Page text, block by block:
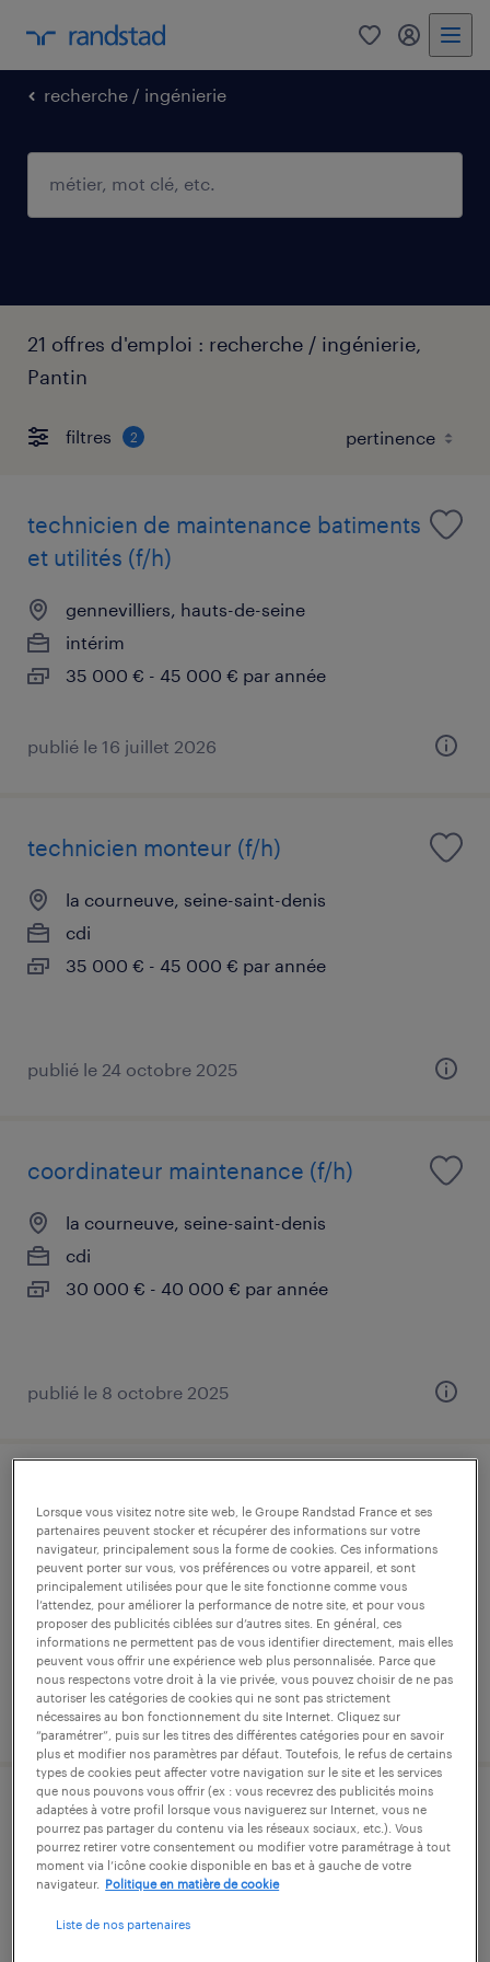
0 mon
recherche / ingénierie
21 offres d'emploi : recherche / ingénierie,
Pantin
filtres 2
technicien de maintenance batiments
et utilités (f/h)
gennevilliers, hauts-de-seine
intérim
35 000 € - 45 000 € par année
publié le 16 juillet 2026
technicien monteur (f/h)
la courneuve, seine-saint-denis
cdi
35 000 € - 45 000 € par année
publié le 24 octobre 2025
coordinateur maintenance (f/h)
la courneuve, seine-saint-denis
cdi
30 000 € - 40 000 € par année
publié le 8 octobre 2025
paris, paris
cdi
100 000 € - 150 000 € par année
publié le 9 septembre 2025
chargé de projets cee (f/h)
paris, paris
37 000 € - 43 000 € par année
Lorsque vous visitez notre site web, le Groupe Randstad France et ses
partenaires peuvent stocker et récupérer des informations sur votre
navigateur, principalement sous la forme de cookies. Ces informations
peuvent porter sur vous, vos préférences ou votre appareil, et sont
principalement utilisées pour que le site fonctionne comme vous
l’attendez, pour améliorer la performance de notre site, et pour vous
proposer des publicités ciblées sur d’autres sites. En général, ces
informations ne permettent pas de vous identifier directement, mais elles
peuvent vous offrir une expérience web plus personnalisée. Parce que
nous respectons votre droit à la vie privée, vous pouvez choisir de ne pas
autoriser les catégories de cookies qui ne sont pas strictement
nécessaires au bon fonctionnement du site Internet. Cliquez sur
“paramétrer”, puis sur les titres des différentes catégories pour en savoir
plus et modifier nos paramètres par défaut. Toutefois, le refus de certains
types de cookies peut affecter votre navigation sur le site et les services
que nous pouvons vous offrir (ex : vous recevrez des publicités moins
adaptées à votre profil lorsque vous naviguerez sur Internet, vous ne
pourrez pas partager du contenu via les réseaux sociaux, etc.). Vous
pourrez retirer votre consentement ou modifier votre paramétrage à tout
moment via l’icône cookie disponible en bas et à gauche de votre
navigateur.
Politique en matière de cookie
Liste de nos partenaires